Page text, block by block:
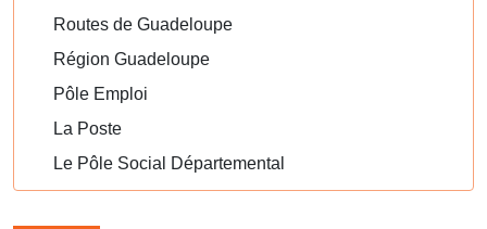
Routes de Guadeloupe
Région Guadeloupe
Pôle Emploi
La Poste
Le Pôle Social Départemental